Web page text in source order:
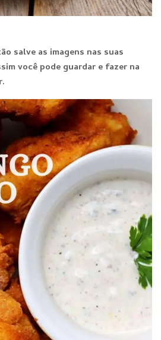
salve as imagens nas suas
você pode guardar e fazer na